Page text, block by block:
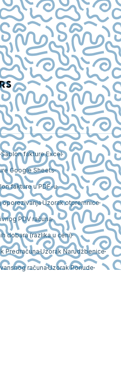
Šablon fakture Excel
Google Sheets
fakture u PDF-u
oporezivanja Uzorak otpremnice
PDV računa
dobara (razlika u ceni)
PredračunaUzorak Narudžbenice
računaUzorak Ponude